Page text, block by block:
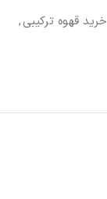
خرید قهوه ترکیبی,